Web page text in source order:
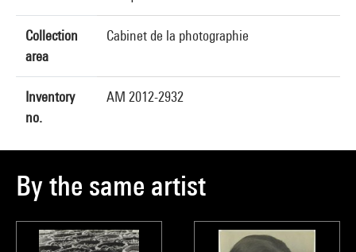
Collection
area
Cabinet de la photographie
Inventory
no.
AM 2012-2932
By the same artist